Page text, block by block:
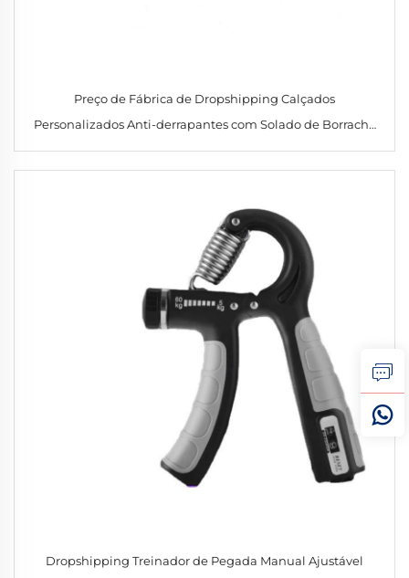
Preço de Fábrica de Dropshipping Calçados
Personalizados Anti-derrapantes com Solado de Borracha
para Exterior Calçados de Corrida Personalizados com
Parte Superior em Malha para Homem e Mulher para Praia
Dropshipping Treinador de Pegada Manual Ajustável